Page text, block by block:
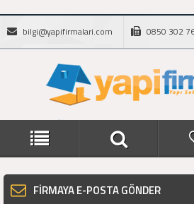
bilgi@yapifirmalari.com 0850 302
FİRMAYA E-POSTA GÖNDER